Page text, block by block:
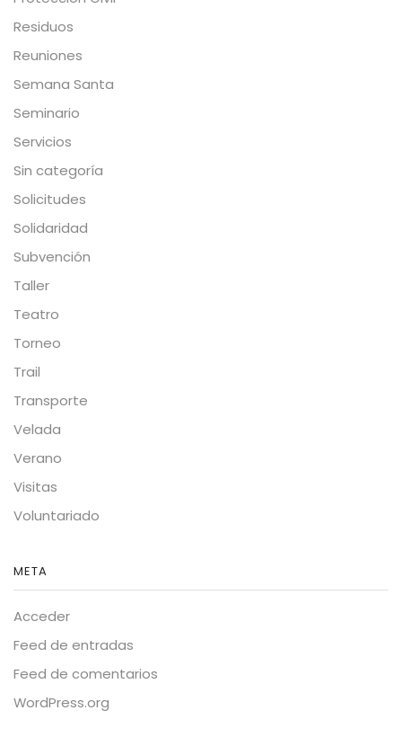
Residuos
Reuniones
Semana Santa
Seminario
Servicios
Sin categoría
Solicitudes
Solidaridad
Subvención
Taller
Teatro
Torneo
Trail
Transporte
Velada
Verano
Visitas
Voluntariado
META
Acceder
Feed de entradas
Feed de comentarios
WordPress.org